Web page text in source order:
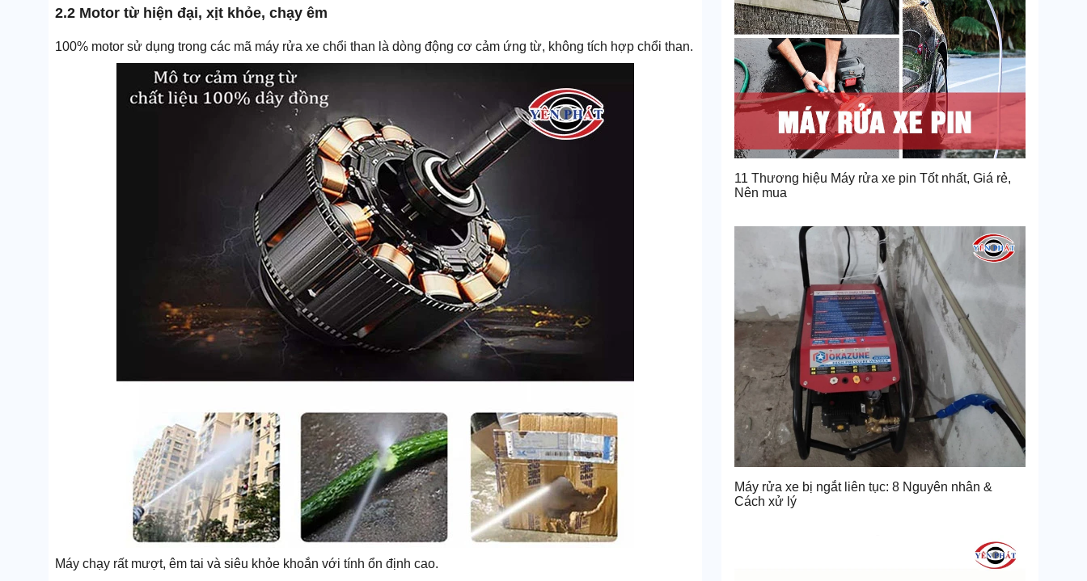
2.2 Motor từ hiện đại, xịt khỏe, chạy êm
100% motor sử dụng trong các mã máy rửa xe chổi than là dòng động cơ cảm ứng từ, không tích hợp chổi than.
Máy chạy rất mượt, êm tai và siêu khỏe khoắn với tính ổn định cao.
11 Thương hiệu Máy rửa xe pin Tốt nhất, Giá rẻ,
Nên mua
Máy rửa xe bị ngắt liên tục: 8 Nguyên nhân &
Cách xử lý